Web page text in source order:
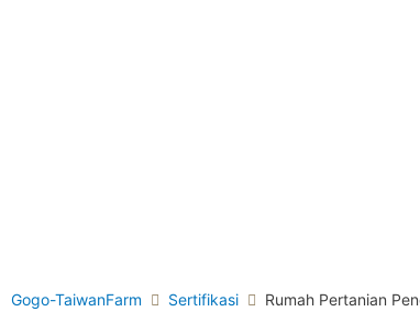
Gogo-TaiwanFarm Sertifikasi Rumah Pertanian